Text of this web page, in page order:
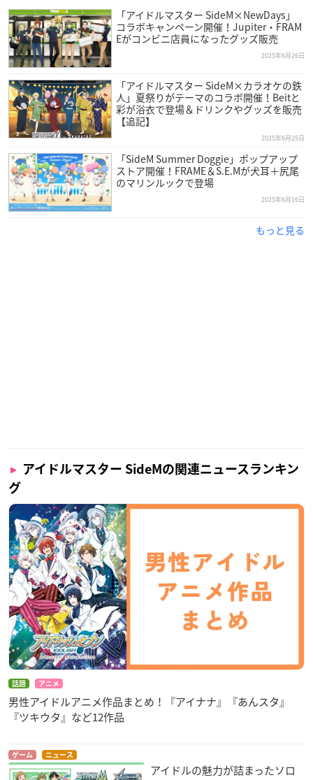
「アイドルマスター SideM×NewDays」
コラボキャンペーン開催！Jupiter・FRAM
Eがコンビニ店員になったグッズ販売
2025年6月26日
「アイドルマスター SideM×カラオケの鉄
人」夏祭りがテーマのコラボ開催！Beitと
彩が浴衣で登場＆ドリンクやグッズを販売
【追記】
2025年6月25日
「SideM Summer Doggie」ポップアップ
ストア開催！FRAME＆S.E.Mが犬耳＋尻尾
のマリンルックで登場
2025年6月16日
もっと見る
アイドルマスター SideMの関連ニュースランキン
グ
話題 アニメ
男性アイドルアニメ作品まとめ！『アイナナ』『あんスタ』
『ツキウタ』など12作品
ゲーム ニュース
アイドルの魅力が詰まったソロ